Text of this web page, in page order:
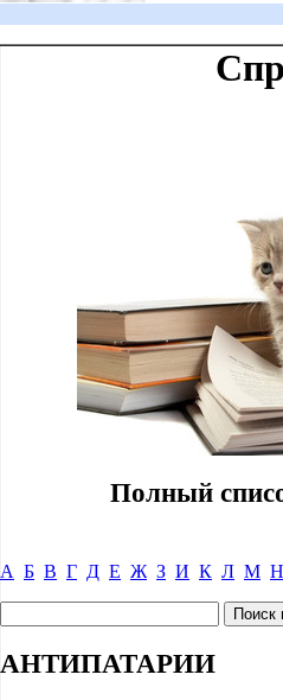
Полный
А Б В Г Д Е Ж З И К Л М Н
АНТИПАТАРИИ